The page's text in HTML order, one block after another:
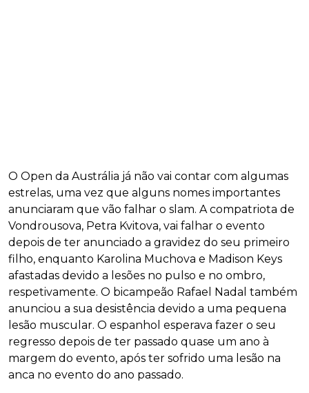
O Open da Austrália já não vai contar com algumas
estrelas, uma vez que alguns nomes importantes
anunciaram que vão falhar o slam. A compatriota de
Vondrousova, Petra Kvitova, vai falhar o evento
depois de ter anunciado a gravidez do seu primeiro
filho, enquanto Karolina Muchova e Madison Keys
afastadas devido a lesões no pulso e no ombro,
respetivamente. O bicampeão Rafael Nadal também
anunciou a sua desistência devido a uma pequena
lesão muscular. O espanhol esperava fazer o seu
regresso depois de ter passado quase um ano à
margem do evento, após ter sofrido uma lesão na
anca no evento do ano passado.